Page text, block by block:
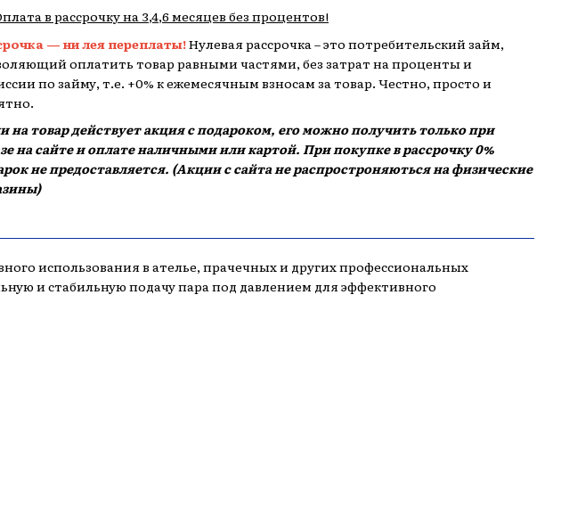
в рассрочку на 3,4,6 месяцев без процентов!
— ни лея переплаты!Нулевая рассрочка – это потребительский займ,
оплатить товар равными частями, без затрат на проценты и
по займу, т.е. +0% к ежемесячным взносам за товар. Честно, просто и
на товар действует акция с подароком, его можно получить только при
на сайте и оплате наличными или картой. При покупке в рассрочку 0%
не предоставляется. (Акции с сайта не распростроняються на физические
использования в ателье, прачечных и других профессиональных
и стабильную подачу пара под давлением для эффективного